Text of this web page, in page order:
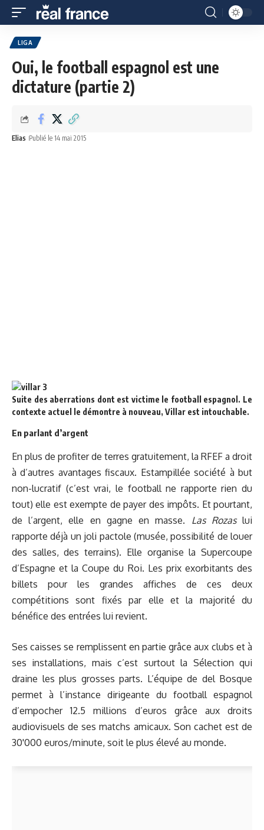
LIGA
Oui, le football espagnol est une
dictature (partie 2)
Elias Publié le 14 mai 2015
Suite des aberrations dont est victime le football espagnol. Le
contexte actuel le démontre à nouveau, Villar est intouchable.
En parlant d’argent
En plus de profiter de terres gratuitement, la RFEF a droit
à d’autres avantages fiscaux. Estampillée société à but
non-lucratif (c’est vrai, le football ne rapporte rien du
tout) elle est exempte de payer des impôts. Et pourtant,
de l’argent, elle en gagne en masse. Las Rozaslui
rapporte déjà un joli pactole (musée, possibilité de louer
des salles, des terrains). Elle organise la Supercoupe
d’Espagne et la Coupe du Roi. Les prix exorbitants des
billets pour les grandes affiches de ces deux
compétitions sont fixés par elle et la majorité du
bénéfice des entrées lui revient.
Ses caisses se remplissent en partie grâce aux clubs et à
ses installations, mais c’est surtout la Sélection qui
draine les plus grosses parts. L’équipe de del Bosque
permet à l’instance dirigeante du football espagnol
d’empocher 12.5 millions d’euros grâce aux droits
audiovisuels de ses matchs amicaux. Son cachet est de
30'000 euros/minute, soit le plus élevé au monde.